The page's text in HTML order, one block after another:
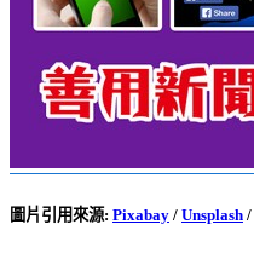
圖片引用來源: Pixabay / Unsplash /